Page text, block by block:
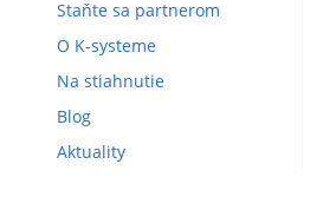
Staňte sa partnerom
O K-systeme
Na stiahnutie
Blog
Aktuality